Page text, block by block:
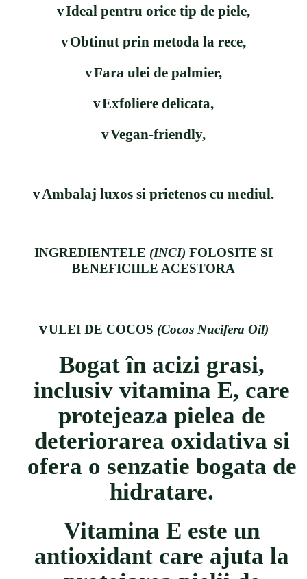
vIdeal pentru orice tip de piele,
vObtinut prin metoda la rece,
vFara ulei de palmier,
vExfoliere delicata,
vVegan-friendly,
vAmbalaj luxos si prietenos cu mediul.
INGREDIENTELE (INCI) FOLOSITE SI
BENEFICIILE ACESTORA
vULEI DE COCOS (Cocos Nucifera Oil)
Bogatîn acizi grasi,
inclusiv vitamina E, care
protejeaza pielea de
deteriorarea oxidativa si
ofera o senzatie bogata de
hidratare.
Vitamina E este un
antioxidant care ajuta la